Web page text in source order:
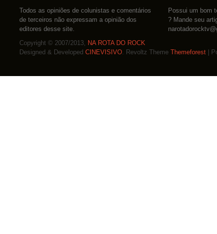
Todos as opiniões de colunistas e comentários
de terceiros não expressam a opinião dos
editores desse site.
Possui um bom
? Mande seu
Copyright © 2007/2013, NA ROTA DO ROCK
Designed & Developed CINEVISIVO. Revoltz Theme Themeforest |